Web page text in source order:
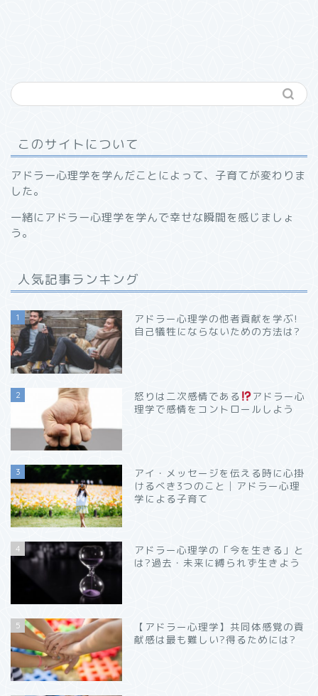
このサイトについて
アドラー心理学を学んだことによって、子育てが変わりま
した。
一緒にアドラー心理学を学んで幸せな瞬間を感じましょ
う。
人気記事ランキング
1
アドラー心理学の他者貢献を学ぶ!
自己犠牲にならないための方法は?
2 怒りは二次感情である
アドラー心
理学で感情をコントロールしよう
3
アイ・メッセージを伝える時に心掛
けるべき3つのこと│アドラー心理
学による子育て
4
アドラー心理学の「今を生きる」と
は?過去・未来に縛られず生きよう
5
【アドラー心理学】共同体感覚の貢
献感は最も難しい?得るためには?